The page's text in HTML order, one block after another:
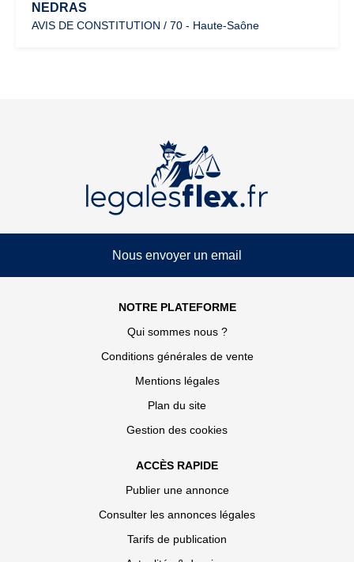
NEDRAS
AVIS DE CONSTITUTION / 70 - Haute-Saône
Nous envoyer un email
NOTRE PLATEFORME
Qui sommes nous ?
Conditions générales de vente
Mentions légales
Plan du site
Gestion des cookies
ACCÈS RAPIDE
Publier une annonce
Consulter les annonces légales
Tarifs de publication